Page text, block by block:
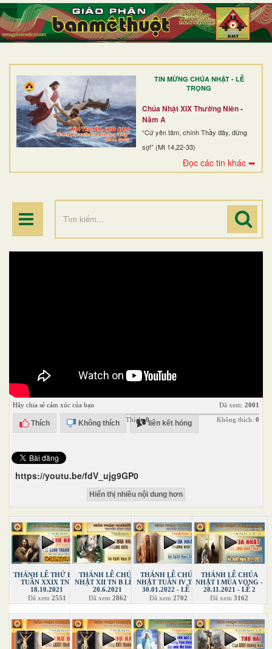
TIN MỪNG CHÚA NHẬT - LỄ
TRỌNG
Chúa Nhật XIX Thường Niên -
Năm A
“Cứ yên tâm, chính Thầy đây, đừng
sợ!” (Mt 14,22-33)
Đọc các tin khác ➥
TRANG NHẤT
GIỚI THIỆU
DÒNG TU
BAN MỤC VỤ
ĐOÀN THỂ CG
Hãy chia sẻ cảm xúc của bạn
Thích Không thích liên kết hỏng
Đã xem: 2001
Thích:0 Không thích: 0
https://youtu.be/fdV_ujg9GP0
Hiển thị nhiều nội dung hơn
THÁNH LỄ THỨ HAI
TUẦN XXIX TN -
18.10.2021
Đã xem 2551
THÁNH LỄ CHÚA
NHẬT XII TN B LỄ 2-
20.6.2021
Đã xem 2862
THÁNH LỄ CHÚA
NHẬT TUẦN IV TN -
30.01.2022 - LỄ 1
Đã xem2702
THÁNH LỄ CHÚA
NHẬT I MÙA VỌNG -
28.11.2021 - LỄ 2
Đã xem3162